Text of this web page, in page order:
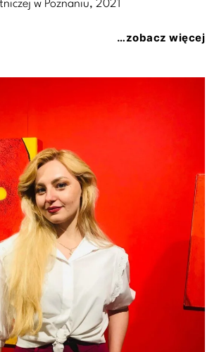
w Poznaniu, 2021
…zobacz więcej